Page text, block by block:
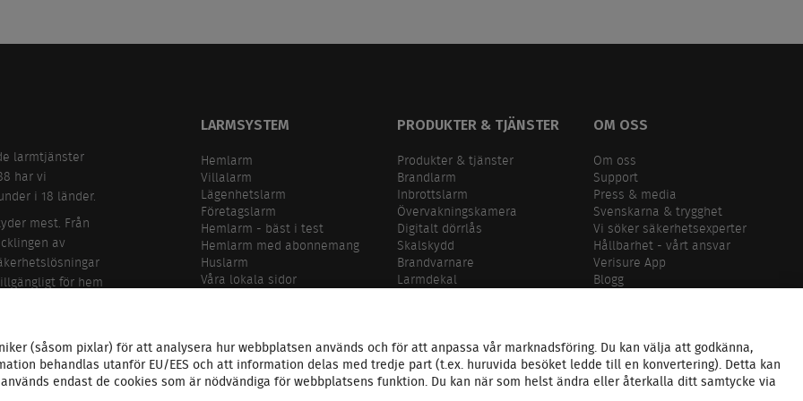
larmtjänster
har vi
i 18 länder.
mest. Från
av
för hem
LARMSYSTEM
Hemlarm
Villalarm
Lägenhetslarm
Företagslarm
Hemlarm - bäst i test
Hemlarm med abonnemang
Huslarm
Våra lokala sidor
PRODUKTER & TJÄNSTER
Produkter & tjänster
Brandlarm
Inbrottslarm
Övervakningskamera
Digitalt dörrlås
Skalskydd
Brandvarnare
Larmdekal
OM OSS
Om oss
Support
Press & media
Svenskarna & trygghet
Vi söker säkerhetsexperter
Hållbarhet - vårt ansvar
Verisure App
Blogg
(såsom pixlar) för att analysera hur webbplatsen används och för att anpassa vår marknadsföring. Du kan välja att godkänna,
behandlas utanför EU/EES och att information delas med tredje part (t.ex. huruvida besöket ledde till en konvertering). Detta kan
endast de cookies som är nödvändiga för webbplatsens funktion. Du kan när som helst ändra eller återkalla ditt samtycke via